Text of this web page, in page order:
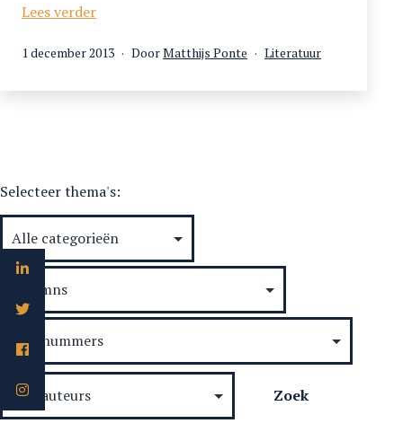
Lees verderRead
World
Gepubliceerd
1 december 2013 DoorMatthijs Ponte
Gecategoriseerd
Literatuur
Selecteer thema's: